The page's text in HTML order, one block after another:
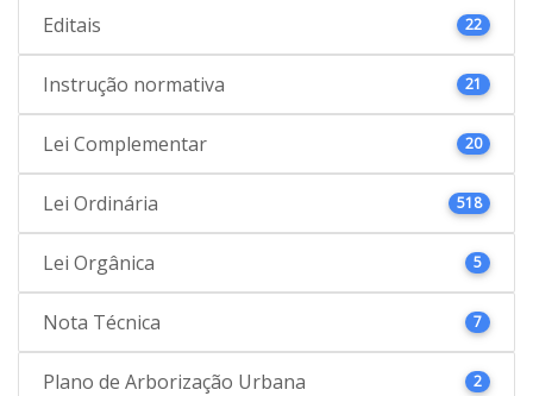
Editais 22
Instrução normativa 21
Lei Complementar 20
Lei Ordinária 518
Lei Orgânica 5
Nota Técnica 7
Plano de Arborização Urbana 2